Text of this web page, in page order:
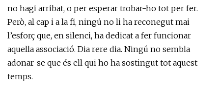
no hagi arribat, o per esperar trobar-ho tot per fer.
Però, al cap i a la fi, ningú no li ha reconegut mai
l’esforç que, en silenci, ha dedicat a fer funcionar
aquella associació. Dia rere dia. Ningú no sembla
adonar-se que és ell qui ho ha sostingut tot aquest
temps.